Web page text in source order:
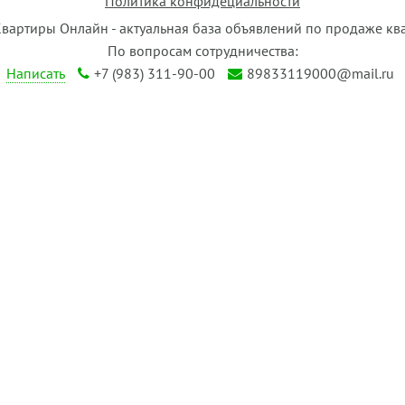
Онлайн - актуальная база объявлений по продаже
По вопросам сотрудничества:
Написать
+7 (983) 311-90-00 89833119000@mail.ru